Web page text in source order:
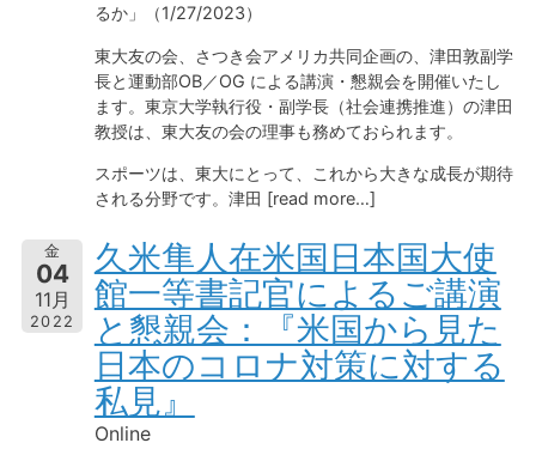
るか」（1/27/2023）
東大友の会、さつき会アメリカ共同企画の、津田敦副学
長と運動部OB／OG による講演・懇親会を開催いたし
ます。東京大学執行役・副学長（社会連携推進）の津田
教授は、東大友の会の理事も務めておられます。
スポーツは、東大にとって、これから大きな成長が期待
される分野です。津田 [read more…]
金
04
11月
2022
久米隼人在米国日本国大使
館一等書記官によるご講演
と懇親会：『米国から見た
日本のコロナ対策に対する
私見』
Online